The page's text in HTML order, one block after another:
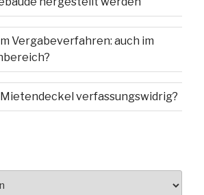
Vergabeverfahren: auch im
verfassungswidrig?